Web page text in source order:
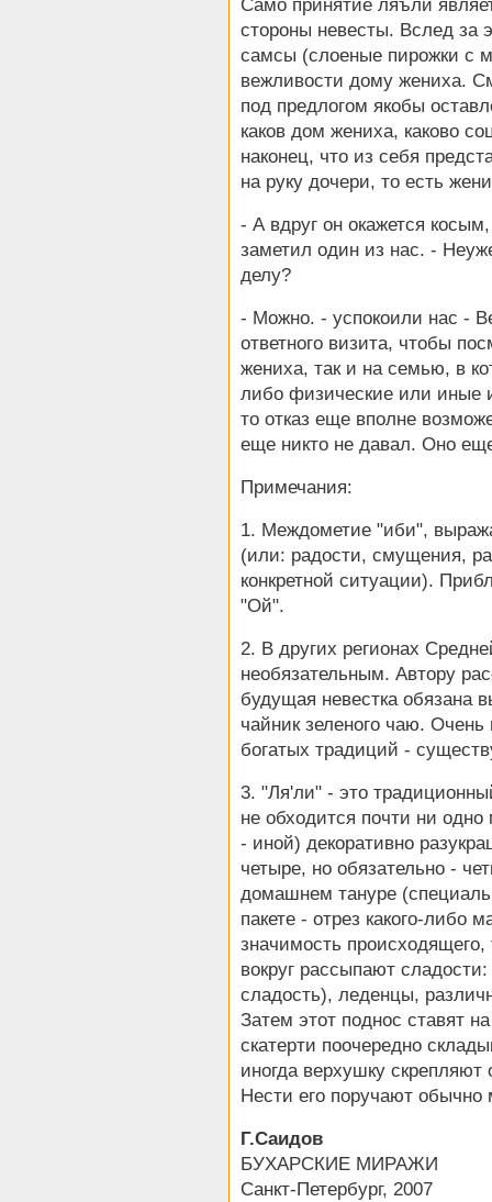
Само принятие ляъли
стороны невесты. Вслед за
самсы (слоеные пирожки с
вежливости дому жениха.
под предлогом якобы
каков дом жениха, каково
наконец, что из себя
на руку дочери, то есть
- А вдруг он окажется
заметил один из нас. -
делу?
- Можно. - успокоили нас -
ответного визита, чтобы
жениха, так и на семью, в
либо физические или иные
то отказ еще вполне
еще никто не давал. Оно
Примечания:
1. Междометие "иби",
(или: радости, смущения,
конкретной ситуации).
"Ой".
2. В других регионах
необязательным. Автору
будущая невестка обязана
чайник зеленого чаю.
богатых традиций -
3. "Ля'ли" - это
не обходится почти ни
- иной) декоративно
четыре, но обязательно -
домашнем тануре
пакете - отрез какого-либо
значимость
вокруг рассыпают
сладость), леденцы,
Затем этот поднос ставят
скатерти поочередно
иногда верхушку
Нести его поручают
Г.Саидов
БУХАРСКИЕ МИРАЖИ
Санкт-Петербург, 2007